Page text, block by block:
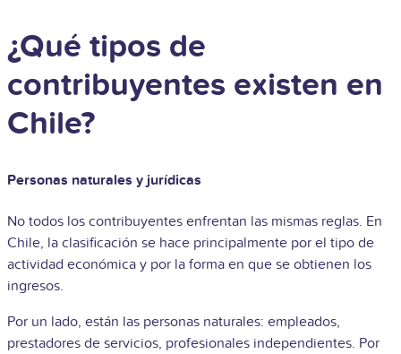
¿Qué tipos de
contribuyentes existen en
Chile?
Personas naturales y jurídicas
No todos los contribuyentes enfrentan las mismas reglas. En
Chile, la clasificación se hace principalmente por el tipo de
actividad económica y por la forma en que se obtienen los
ingresos.
Por un lado, están las personas naturales: empleados,
prestadores de servicios, profesionales independientes. Por